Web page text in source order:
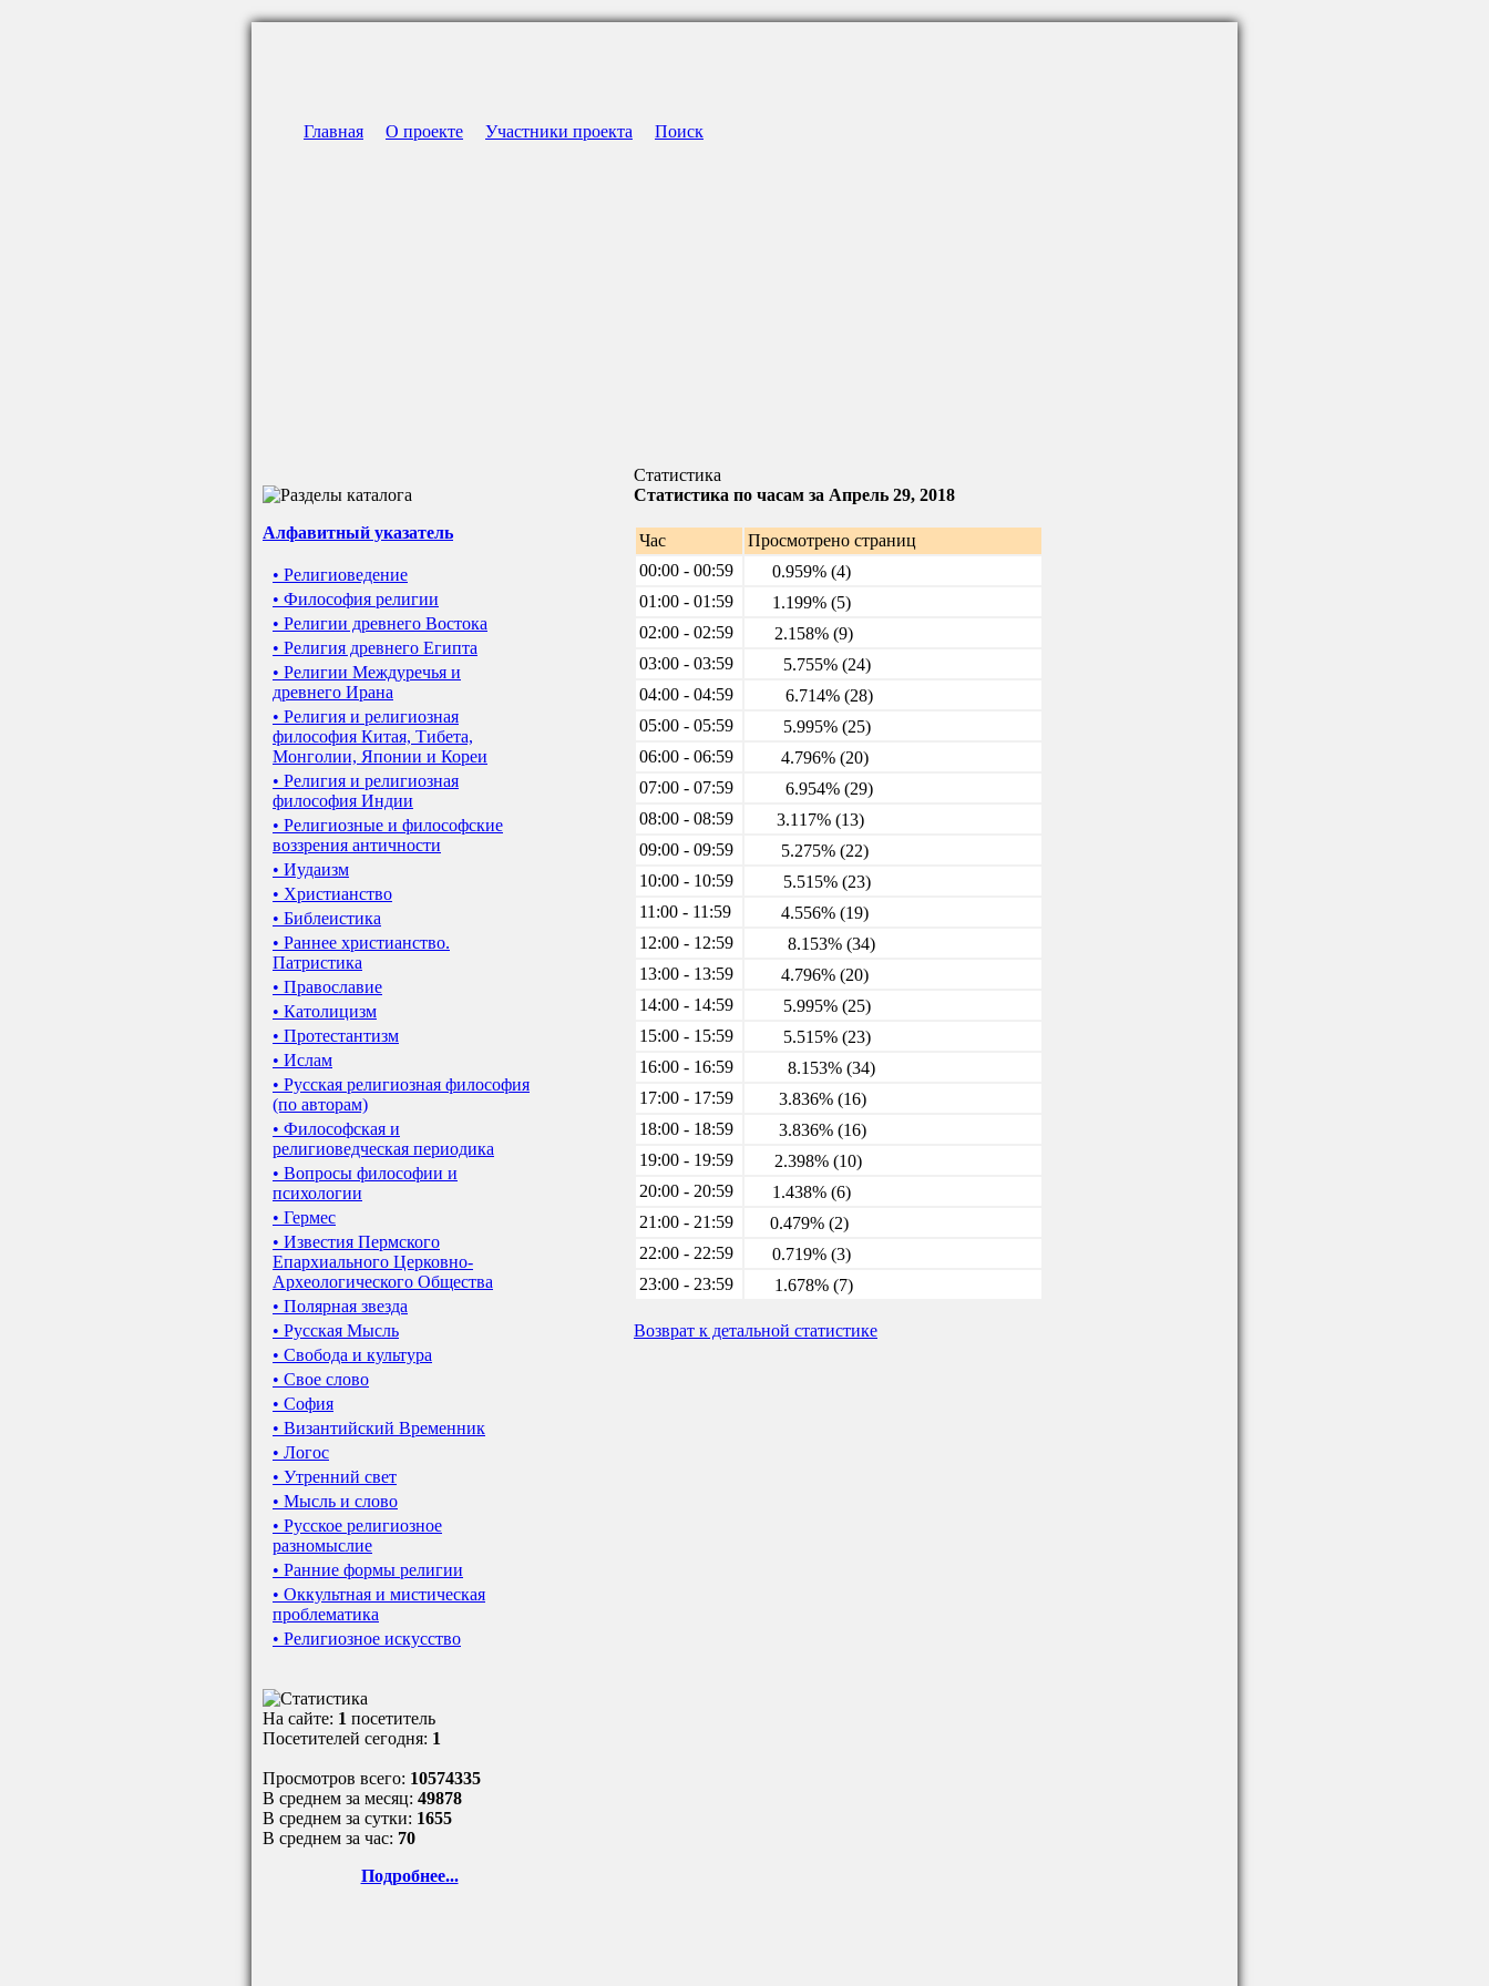
Главная О проекте Участники проекта Поиск
Алфавитный указатель
• Религиоведение
• Философия религии
• Религии древнего Востока
• Религия древнего Египта
• Религии Междуречья и
древнего Ирана
• Религия и религиозная
философия Китая, Тибета,
Монголии, Японии и Кореи
• Религия и религиозная
философия Индии
• Религиозные и философские
воззрения античности
• Иудаизм
• Христианство
• Библеистика
• Раннее христианство.
Патристика
• Православие
• Католицизм
• Протестантизм
• Ислам
• Русская религиозная философия
(по авторам)
• Философская и
религиоведческая периодика
• Вопросы философии и
психологии
• Гермес
• Известия Пермского
Епархиального Церковно-
Археологического Общества
• Полярная звезда
• Русская Мысль
• Свобода и культура
• Свое слово
• София
• Византийский Временник
• Логос
• Утренний свет
• Мысль и слово
• Русское религиозное
разномыслие
• Ранние формы религии
• Оккультная и мистическая
проблематика
• Религиозное искусство
На сайте: 1 посетитель
Посетителей сегодня: 1
Просмотров всего: 10574335
В среднем за месяц: 49878
В среднем за сутки: 1655
В среднем за час: 70
Подробнее...
Статистика
Статистика по часам за Апрель 29, 2018
Час
Просмотрено страниц
00:00 - 00:59
0.959% (4)
01:00 - 01:59
1.199% (5)
02:00 - 02:59
2.158% (9)
03:00 - 03:59
5.755% (24)
04:00 - 04:59
6.714% (28)
05:00 - 05:59
5.995% (25)
06:00 - 06:59
4.796% (20)
07:00 - 07:59
6.954% (29)
08:00 - 08:59
3.117% (13)
09:00 - 09:59
5.275% (22)
10:00 - 10:59
5.515% (23)
11:00 - 11:59
4.556% (19)
12:00 - 12:59
8.153% (34)
13:00 - 13:59
4.796% (20)
14:00 - 14:59
5.995% (25)
15:00 - 15:59
5.515% (23)
16:00 - 16:59
8.153% (34)
17:00 - 17:59
3.836% (16)
18:00 - 18:59
3.836% (16)
19:00 - 19:59
2.398% (10)
20:00 - 20:59
1.438% (6)
21:00 - 21:59
0.479% (2)
22:00 - 22:59
0.719% (3)
23:00 - 23:59
1.678% (7)
Возврат к детальной статистике